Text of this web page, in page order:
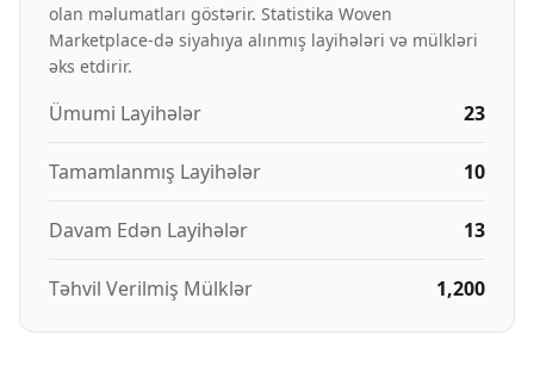
olan məlumatları göstərir. Statistika Woven
Marketplace-də siyahıya alınmış layihələri və mülkləri
əks etdirir.
Ümumi Layihələr 23
Tamamlanmış Layihələr 10
Davam Edən Layihələr 13
Təhvil Verilmiş Mülklər 1,200